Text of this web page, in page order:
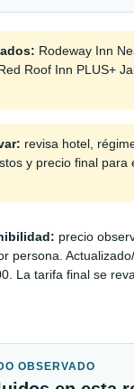
Rodeway Inn
Roof Inn PLUS+
revisa hotel,
y precio final para
precio
persona.
La tarifa final se
OBSERVADO